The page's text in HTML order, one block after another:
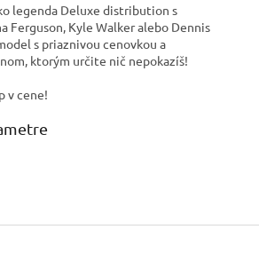
legenda Deluxe distribution s
Ferguson, Kyle Walker alebo Dennis
s priaznivou cenovkou a
ktorým určite nič nepokazíš!
v cene!